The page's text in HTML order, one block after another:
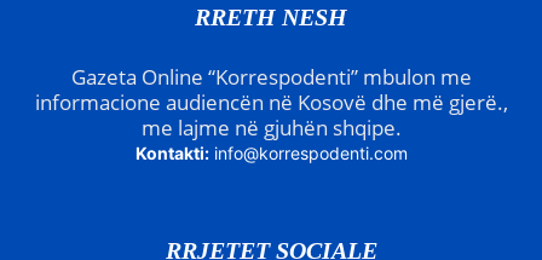
RRETH NESH
Gazeta Online “Korrespodenti” mbulon me
informacione audiencën në Kosovë dhe më gjerë.,
me lajme në gjuhën shqipe.
Kontakti: info@korrespodenti.com
RRJETET SOCIALE